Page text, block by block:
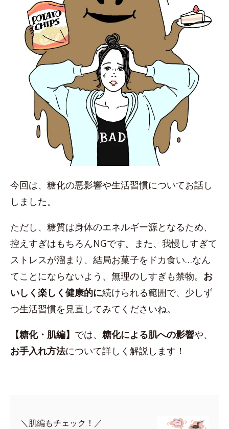
今回は、糖化の悪影響や生活習慣についてお話し
しました。
ただし、糖質は身体のエネルギー源となるため、
控えすぎはもちろんNGです。また、我慢しすぎて
ストレスが溜まり、結局お菓子をドカ食い…なん
てことにならないよう、無理のしすぎも禁物。 お
いしく楽しく健康的に続けられる範囲で、少しず
つ生活習慣を見直してみてくださいね。
【糖化・肌編】 では、 糖化による肌への影響や、
お手入れ方法について詳しく解説します！
＼肌編もチェック！／